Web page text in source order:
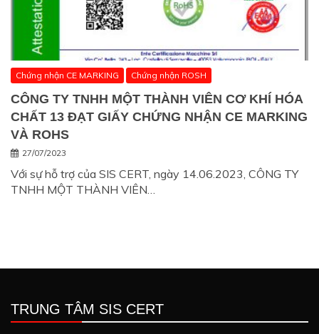
Chứng nhận CE MARKING Chứng nhận ROSH
CÔNG TY TNHH MỘT THÀNH VIÊN CƠ KHÍ HÓA
CHẤT 13 ĐẠT GIẤY CHỨNG NHẬN CE MARKING
VÀ ROHS
27/07/2023
Với sự hỗ trợ của SIS CERT, ngày 14.06.2023, CÔNG TY
TNHH MỘT THÀNH VIÊN…
TRUNG TÂM SIS CERT